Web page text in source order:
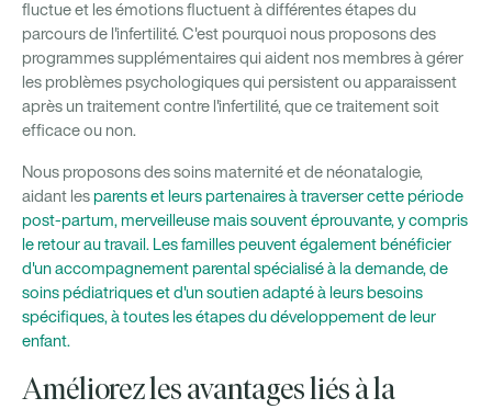
fluctue et les émotions fluctuent à différentes étapes du
parcours de l'infertilité. C'est pourquoi nous proposons des
programmes supplémentaires qui aident nos membres à gérer
les problèmes psychologiques qui persistent ou apparaissent
après un traitement contre l'infertilité, que ce traitement soit
efficace ou non.
Nous proposons des soins maternité et de néonatalogie,
aidant lesparents et leurs partenaires à traverser cette période
post-partum, merveilleuse mais souvent éprouvante, y compris
le retour au travail. Les familles peuvent également bénéficier
d'un accompagnement parental spécialisé à la demande, de
soins pédiatriques et d'un soutien adapté à leurs besoins
spécifiques, à toutes les étapes du développement de leur
enfant.
Améliorez les avantages liés à la